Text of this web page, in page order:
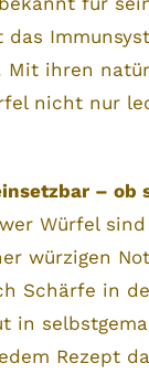
das
Mit ihren
nicht nur
– ob
Würfel
würzigen
Schärfe in
in
Rezept